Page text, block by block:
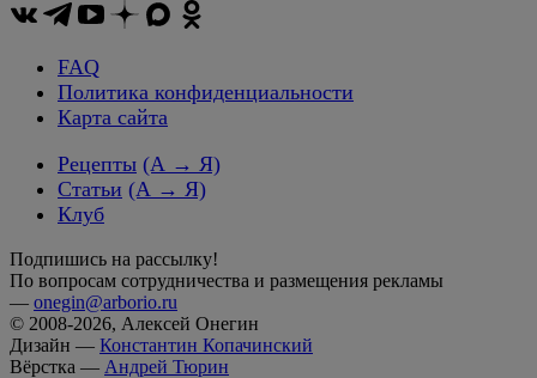
FAQ
Политика конфиденциальности
Карта сайта
Рецепты (А → Я)
Статьи (А → Я)
Клуб
Подпишись на рассылку!
По вопросам сотрудничества и размещения рекламы
— onegin@arborio.ru
© 2008-2026, Алексей Онегин
Дизайн — Константин Копачинский
Вёрстка — Андрей Тюрин